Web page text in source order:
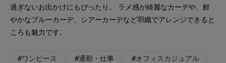
過ぎないお出かけにもぴったり。 ラメ感が綺麗なカーデや、鮮
やかなブルーカーデ、シアーカーデなど羽織でアレンジできると
ころも魅力です。
#ワンピース #通勤・仕事 #オフィスカジュアル